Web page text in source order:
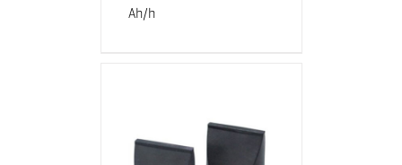
Ah/h